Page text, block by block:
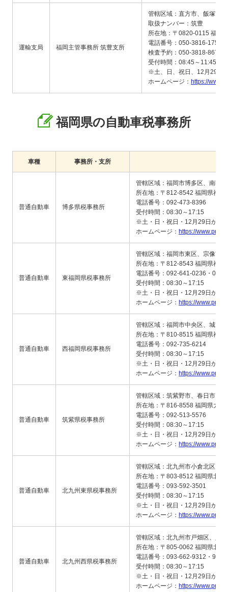
運輸支局 福岡主管事務所 筑豊支所
管轄区域：直方市、飯塚市
取扱ナンバー：筑豊
所在地：〒0820-0115 福岡
電話番号：050-3816-1753
検査予約：050-3818-8676
受付時間：08:45～11:45、
※土、日、祝日、12月29日
ホームページ： https://
福岡県の自動車税事務所
車種 事務所・支所
普通自動車 博多県税事務所
管轄区域：福岡市博多区、南区
所在地：〒812-8542 福岡県福
電話番号：092-473-8396
受付時間：08:30～17:15
※土・日・祝日・12月29日から
ホームページ： https://
普通自動車 東福岡県税事務所
管轄区域：福岡市東区、宗像市
所在地：〒812-8543 福岡県福岡
電話番号：092-641-0236・0237
受付時間：08:30～17:15
※土・日・祝日・12月29日から
ホームページ： https://
普通自動車 西福岡県税事務所
管轄区域：福岡市中央区、城南
所在地：〒810-8515 福岡県福岡
電話番号：092-735-6214
受付時間：08:30～17:15
※土・日・祝日・12月29日から
ホームページ： https://
普通自動車 筑紫県税事務所
管轄区域：筑紫野市、春日市、
所在地：〒816-8558 福岡県大野
電話番号：092-513-5576
受付時間：08:30～17:15
※土・日・祝日・12月29日から
ホームページ： https://
普通自動車 北九州東県税事務所
管轄区域：北九州市小倉北区、
所在地：〒803-8512 福岡県北九
電話番号：093-592-3501
受付時間：08:30～17:15
※土・日・祝日・12月29日から
ホームページ： https://
普通自動車 北九州西県税事務所
管轄区域：北九州市戸畑区、八
所在地：〒805-0062 福岡県北
電話番号：093-662-9312・9313
受付時間：08:30～17:15
※土・日・祝日・12月29日から
ホームページ： https://